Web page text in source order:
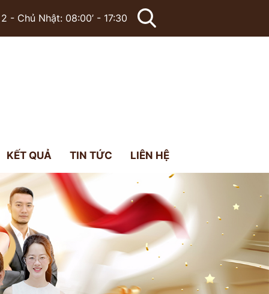
- Chủ Nhật: 08:00’ - 17:30
KẾT QUẢ TIN TỨC LIÊN HỆ